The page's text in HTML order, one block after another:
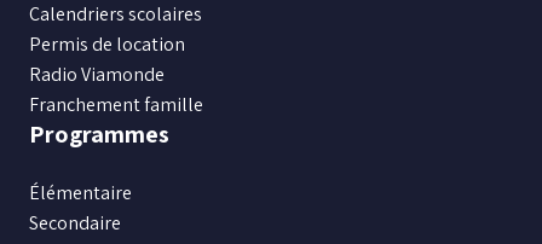
Calendriers scolaires
Permis de location
Radio Viamonde
Franchement famille
Programmes
Élémentaire
Secondaire